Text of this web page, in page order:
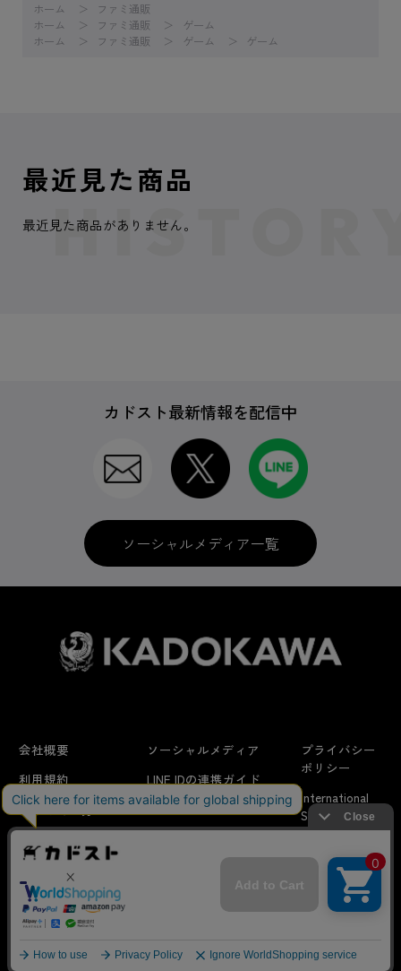
ホーム
ファミ通販
ホーム
ファミ通販
ゲーム
ホーム
ファミ通販 ゲーム ゲーム
最近見た商品
最近見た商品がありません。
カドスト最新情報を配信中
ソーシャルメディア一覧
会社概要
利用規約
はじめての方へ
ソーシャルメディア
LINE IDの連携ガイド
FAQ
プライバシー
ポリシー
International
Shipping
リクエスト
当サイトでは利用体験の向上およびコンテンツの最適な提供、ト
ラフィックの分析を目的としてCookieを使用しています。
サイトの閲覧を継続された場合、Cookieの利用に同意したことも
のといたします。
詳細については
承諾する